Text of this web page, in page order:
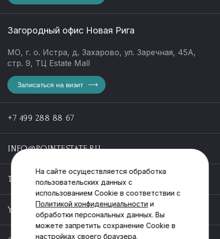
Загородный офис Новая Рига
МО, г. о. Истра, д. Захарово, ул. Заречная, 45А,
стр. 9, ТЦ Estate Mall
Записаться на визит
+7 499 288 88 67
INFO@POINTESTATE.RU
TELEGRAM
YOUTUBE
На сайте осуществляется обработка
пользовательских данных с
использованием Cookie в соответствии с
Политикой конфиденциальности и
обработки персональных данных. Вы
можете запретить сохранение Cookie в
настройках своего браузера.